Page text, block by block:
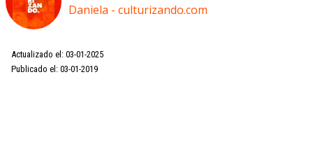
Daniela - culturizando.com
Actualizado el: 03-01-2025
Publicado el: 03-01-2019